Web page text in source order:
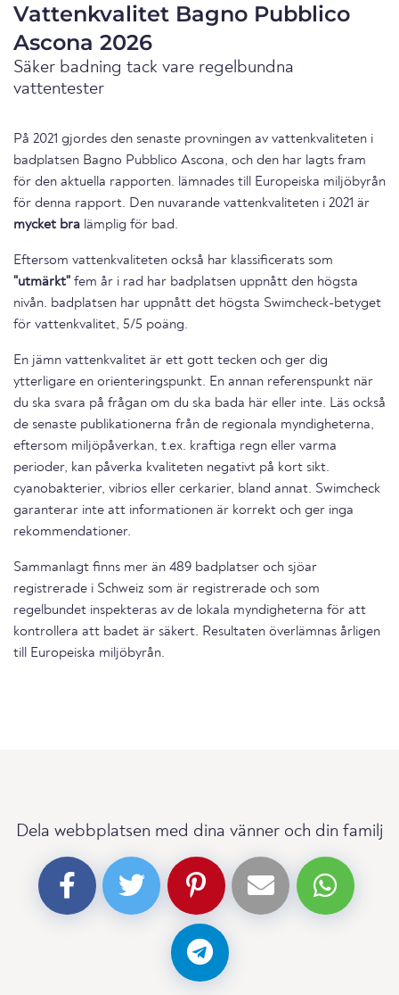
Vattenkvalitet Bagno Pubblico
Ascona 2026
Säker badning tack vare regelbundna
vattentester
På 2021 gjordes den senaste provningen av vattenkvaliteten i
badplatsen Bagno Pubblico Ascona, och den har lagts fram
för den aktuella rapporten. lämnades till Europeiska miljöbyrån
för denna rapport. Den nuvarande vattenkvaliteten i 2021 är
mycket bra lämplig för bad.
Eftersom vattenkvaliteten också har klassificerats som
"utmärkt" fem år i rad har badplatsen uppnått den högsta
nivån. badplatsen har uppnått det högsta Swimcheck-betyget
för vattenkvalitet, 5/5 poäng.
En jämn vattenkvalitet är ett gott tecken och ger dig
ytterligare en orienteringspunkt. En annan referenspunkt när
du ska svara på frågan om du ska bada här eller inte. Läs också
de senaste publikationerna från de regionala myndigheterna,
eftersom miljöpåverkan, t.ex. kraftiga regn eller varma
perioder, kan påverka kvaliteten negativt på kort sikt.
cyanobakterier, vibrios eller cerkarier, bland annat. Swimcheck
garanterar inte att informationen är korrekt och ger inga
rekommendationer.
Sammanlagt finns mer än 489 badplatser och sjöar
registrerade i Schweiz som är registrerade och som
regelbundet inspekteras av de lokala myndigheterna för att
kontrollera att badet är säkert. Resultaten överlämnas årligen
till Europeiska miljöbyrån.
Dela webbplatsen med dina vänner och din familj